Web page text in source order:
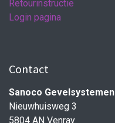
Retourinstructie
Login pagina
Contact
Sanoco Gevelsystemen
Nieuwhuisweg 3
5804 AN Venray